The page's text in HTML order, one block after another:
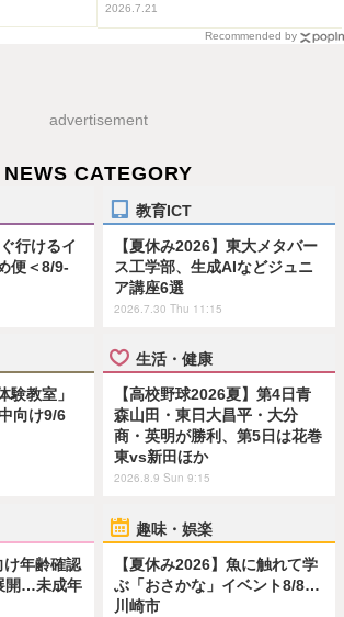
2026.7.21
Recommended by
advertisement
NEWS CATEGORY
行けるイ
便＜8/9-
教育ICT
【夏休み2026】東大メタバー
ス工学部、生成AIなどジュニ
ア講座6選
2026.7.30 Thu 11:15
験教室」
向け9/6
生活・健康
【高校野球2026夏】第4日青
森山田・東日大昌平・大分
商・英明が勝利、第5日は花巻
東vs新田ほか
2026.8.9 Sun 9:15
年齢確認
開…未成年
趣味・娯楽
【夏休み2026】魚に触れて学
ぶ「おさかな」イベント8/8…
川崎市